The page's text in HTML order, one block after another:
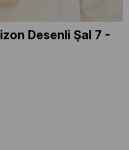
Desenli Şal 7 -